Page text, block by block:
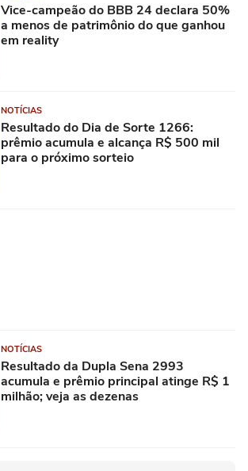
Vice-campeão do BBB 24 declara 50%
a menos de patrimônio do que ganhou
em reality
NOTÍCIAS
Resultado do Dia de Sorte 1266:
prêmio acumula e alcança R$ 500 mil
para o próximo sorteio
NOTÍCIAS
Resultado da Dupla Sena 2993
acumula e prêmio principal atinge R$ 1
milhão; veja as dezenas